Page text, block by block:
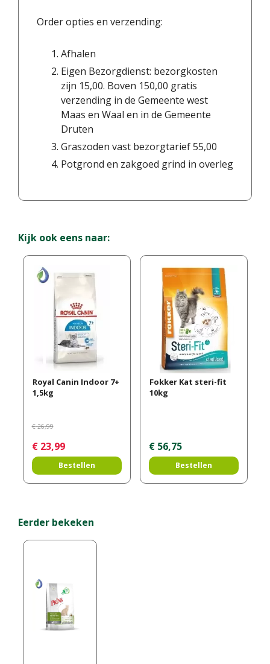
Order opties en verzending:
Afhalen
Eigen Bezorgdienst: bezorgkosten
zijn 15,00. Boven 150,00 gratis
verzending in de Gemeente west
Maas en Waal en in de Gemeente
Druten
Graszoden vast bezorgtarief 55,00
Potgrond en zakgoed grind in overleg
Kijk ook eens naar:
Royal Canin Indoor 7+
1,5kg
€ 26,99
€ 23,99
Bestellen
Fokker Kat steri-fit
10kg
€ 56,75
Bestellen
Eerder bekeken